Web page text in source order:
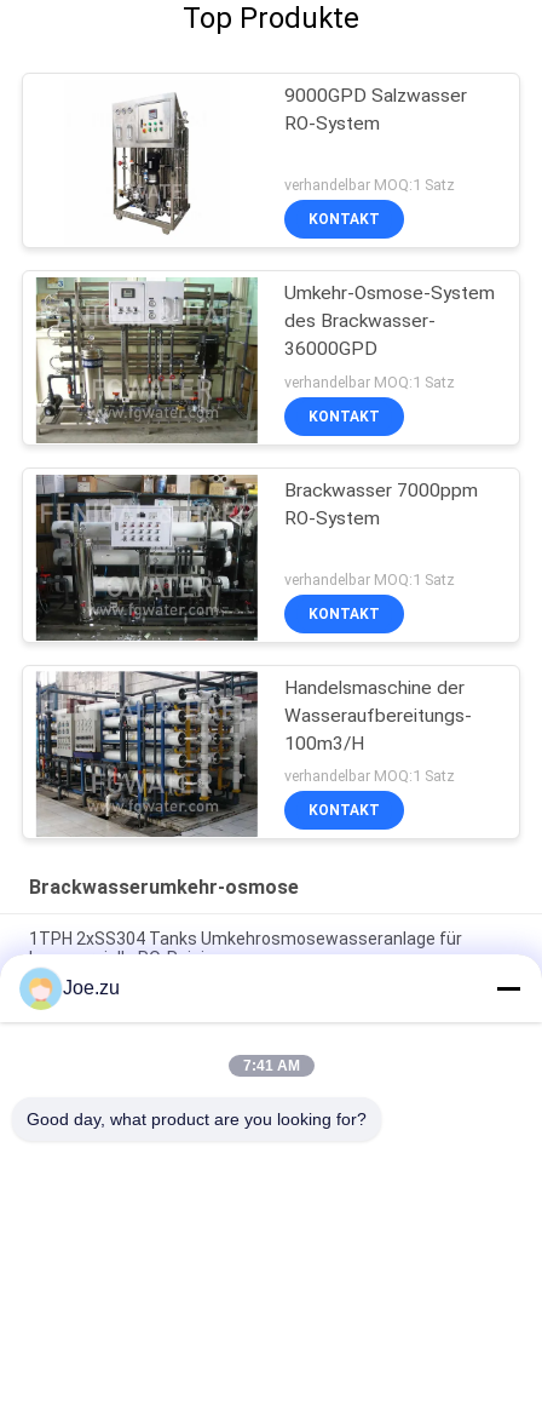
Top Produkte
9000GPD Salzwasser
RO-System
verhandelbar MOQ:1 Satz
KONTAKT
Umkehr-Osmose-System
des Brackwasser-
36000GPD
verhandelbar MOQ:1 Satz
KONTAKT
Brackwasser 7000ppm
RO-System
verhandelbar MOQ:1 Satz
KONTAKT
Handelsmaschine der
Wasseraufbereitungs-
100m3/H
verhandelbar MOQ:1 Satz
KONTAKT
Brackwasserumkehr-osmose
1TPH 2xSS304 Tanks Umkehrosmosewasseranlage für
kommerzielle RO-Reinigung
500L/H 3xSS304 Tanks Brackwasser
Umkehrosmosewasseranlage
1.5TPH 3xFRP Tanks 160*85*170cm
Joe.zu
7:41 AM
Good day, what product are you looking for?